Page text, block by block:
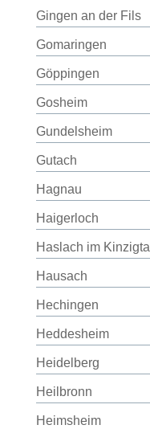
Gingen an der Fils
Gomaringen
Göppingen
Gosheim
Gundelsheim
Gutach
Hagnau
Haigerloch
Haslach im Kinzigtal
Hausach
Hechingen
Heddesheim
Heidelberg
Heilbronn
Heimsheim